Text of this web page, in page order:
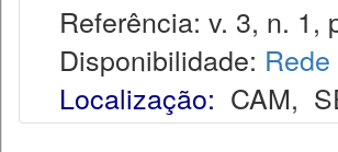
Referência: v. 3, n. 1,
Disponibilidade:
Localização: CAM,